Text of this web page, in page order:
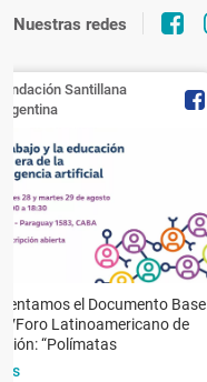
Nuestras redes
Santillana
el Documento Base
Latinoamericano de
“Polímatas